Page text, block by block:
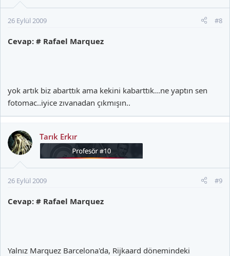
26 Eylül 2009 #8
Cevap: # Rafael Marquez
yok artık biz abarttık ama kekini kabarttık...ne yaptın sen
fotomac..iyice zıvanadan çıkmışın..
Tarık Erkır
26 Eylül 2009 #9
Cevap: # Rafael Marquez
Yalnız Marquez Barcelona'da, Rijkaard dönemindeki